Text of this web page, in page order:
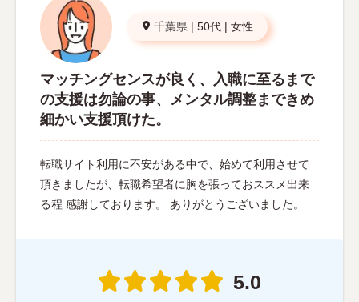
千葉県 | 50代 | 女性
マッチングセンスが良く、入職に至るまで
の支援は勿論の事、メンタル調整まできめ
細かい支援頂けた。
転職サイト利用に不安がある中で、始めて利用させて
頂きましたが、転職希望者に胸を張っておススメ出来
る程 感謝しております。 ありがとうございました。
5.0